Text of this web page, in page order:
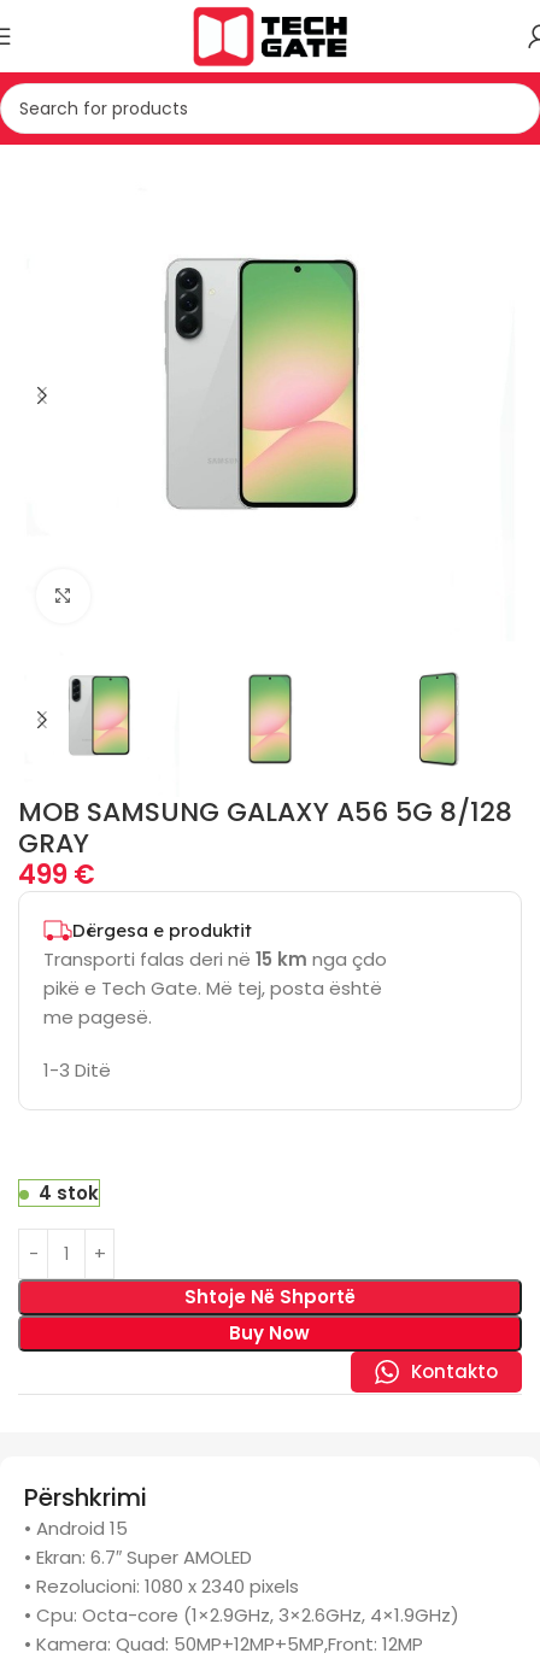
Kreu TELEFONIA SMARTPHONE
MOB SAMSUNG GALAXY A56 5G 8/128
GRAY
499€
Dërgesa e produktit
Transporti falas deri në 15 km nga çdo
pikë e Tech Gate. Më tej, posta është
me pagesë.
1-3 Ditë
4 stok
Shtoje Në Shportë
Buy Now
Kontakto
Përshkrimi
• Android 15
• Ekran: 6.7″ Super AMOLED
• Rezolucioni: 1080 x 2340 pixels
• Cpu: Octa-core (1×2.9GHz, 3×2.6GHz, 4×1.9GHz)
• Kamera: Quad: 50MP+12MP+5MP,Front: 12MP